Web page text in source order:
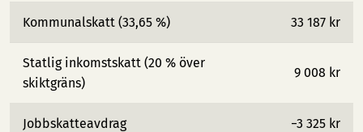
Kommunalskatt (33,65 %) 33 187 kr
Statlig inkomstskatt (20 % över
skiktgräns)
9 008 kr
Jobbskatteavdrag −3 325 kr